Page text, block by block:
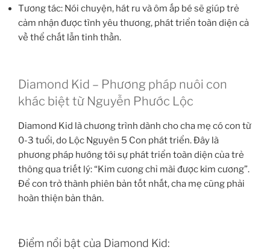
Tương tác: Nói chuyện, hát ru và ôm ấp bé sẽ giúp trẻ
cảm nhận được tình yêu thương, phát triển toàn diện cả
về thể chất lẫn tinh thần.
Diamond Kid – Phương pháp nuôi con
khác biệt từ Nguyễn Phước Lộc
Diamond Kid là chương trình dành cho cha mẹ có con từ
0-3 tuổi, do Lộc Nguyên 5 Con phát triển. Đây là
phương pháp hướng tới sự phát triển toàn diện của trẻ
thông qua triết lý: “Kim cương chỉ mài được kim cương”.
Để con trở thành phiên bản tốt nhất, cha mẹ cũng phải
hoàn thiện bản thân.
Điểm nổi bật của Diamond Kid: